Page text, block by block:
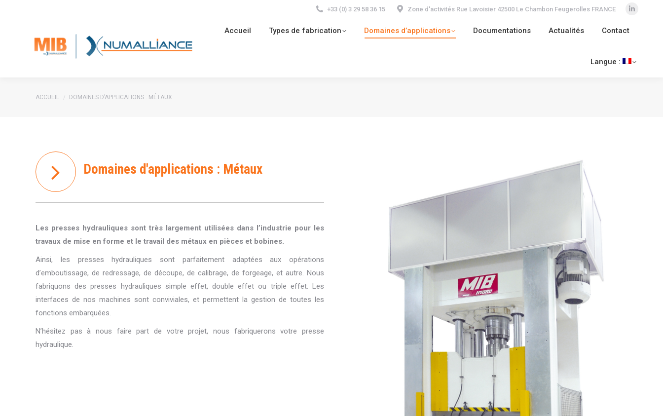
+33 (0) 3 29 58 36 15 Zone d'activités Rue Lavoisier 42500 Le Chambon Feugerolles FRANCE
new
Accueil Types de fabrication Domaines d’applications Documentations Actualités Contact
Langue :
Vous êtes ici :
ACCUEIL DOMAINES D’APPLICATIONS : MÉTAUX
Domaines d'applications : Métaux
Les presses hydrauliques sont très largement utilisées dans l’industrie pour les
travaux de mise en forme et le travail des métaux en pièces et bobines.
Ainsi, les presses hydrauliques sont parfaitement adaptées aux opérations
d’emboutissage, de redressage, de découpe, de calibrage, de forgeage, et autre. Nous
fabriquons des presses hydrauliques simple effet, double effet ou triple effet. Les
interfaces de nos machines sont conviviales, et permettent la gestion de toutes les
fonctions embarquées.
N’hésitez pas à nous faire part de votre projet, nous fabriquerons votre presse
hydraulique.
Domaines d’applications Documentations